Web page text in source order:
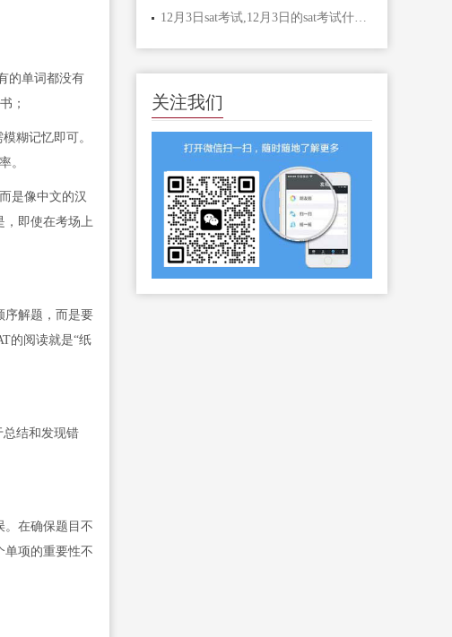
的单词都没有
；
糊记忆即可。
。
是像中文的汉
，即使在考场上
序解题，而是要
的阅读就是“纸
总结和发现错
。在确保题目不
单项的重要性不
12月3日sat考试,12月3日的sat考试什么时候出分
关注我们